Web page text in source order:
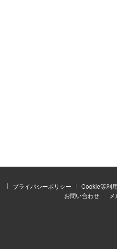
プライバシーポリシー Cookie等利
お問い合わせ